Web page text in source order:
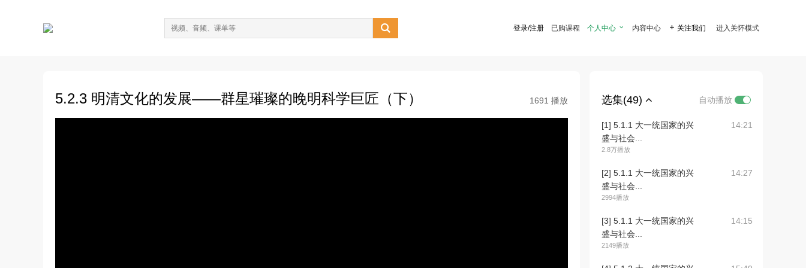
 登录/注册 已购课程 个人中心  内容中心  关注我们 进入关怀模式
5.2.3 明清文化的发展——群星璀璨的晚明科学巨匠（下） 1691 播放 选集(49) 自动播放
[1] 5.1.1 大一统国家的兴
盛与社会...
2.8万播放
14:21
[2] 5.1.1 大一统国家的兴
盛与社会...
2994播放
14:27
[3] 5.1.1 大一统国家的兴
盛与社会...
2149播放
14:15